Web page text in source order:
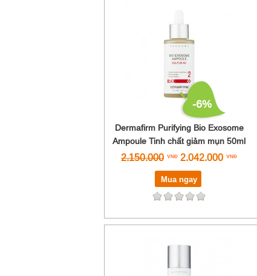
-6%
Dermafirm Purifying Bio Exosome
Ampoule Tinh chất giảm mụn 50ml
2.150.000 2.042.000
Mua ngay